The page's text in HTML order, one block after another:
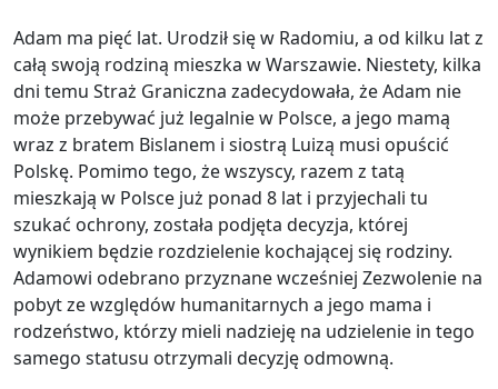
Adam ma pięć lat. Urodził się w Radomiu, a od kilku lat z
całą swoją rodziną mieszka w Warszawie. Niestety, kilka
dni temu Straż Graniczna zadecydowała, że Adam nie
może przebywać już legalnie w Polsce, a jego mamą
wraz z bratem Bislanem i siostrą Luizą musi opuścić
Polskę. Pomimo tego, że wszyscy, razem z tatą
mieszkają w Polsce już ponad 8 lat i przyjechali tu
szukać ochrony, została podjęta decyzja, której
wynikiem będzie rozdzielenie kochającej się rodziny.
Adamowi odebrano przyznane wcześniej Zezwolenie na
pobyt ze względów humanitarnych a jego mama i
rodzeństwo, którzy mieli nadzieję na udzielenie in tego
samego statusu otrzymali decyzję odmowną.